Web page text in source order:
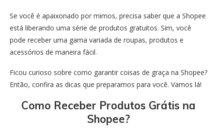
Se você é apaixonado por mimos, precisa saber que a Shopee
está liberando uma série de produtos gratuitos. Sim, você
pode receber uma gama variada de roupas, produtos e
acessórios de maneira fácil.
Ficou curioso sobre como garantir coisas de graça na Shopee?
Então, confira as dicas que preparamos para você. Vamos lá!
Como Receber Produtos Grátis na
Shopee?